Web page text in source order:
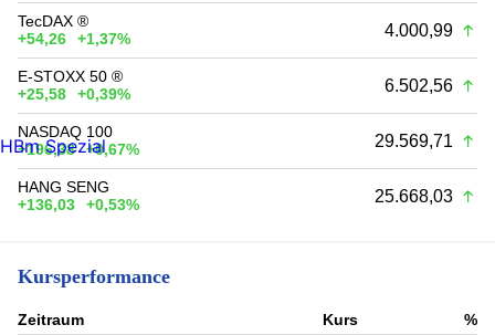
TecDAX ®
+54,26
+1,37% 4.000,99
E-STOXX 50 ®
+25,58
+0,39% 6.502,56
NASDAQ 100
+196,38
+0,67% 29.569,71
HANG SENG
+136,03
+0,53% 25.668,03
Kursperformance
Zeitraum Kurs
%
HBm Spezial